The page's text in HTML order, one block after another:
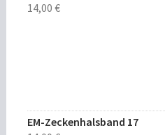
14,00€
EM-Zeckenhalsband 17